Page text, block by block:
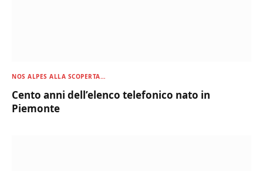
NOS ALPES ALLA SCOPERTA…
Cento anni dell’elenco telefonico nato in
Piemonte